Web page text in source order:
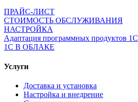
ПРАЙС-ЛИСТ
СТОИМОСТЬ ОБСЛУЖИВАНИЯ
НАСТРОЙКА
Адаптация программных продуктов 1С
1С В ОБЛАКЕ
Услуги
Доставка и установка
Настройка и внедрение